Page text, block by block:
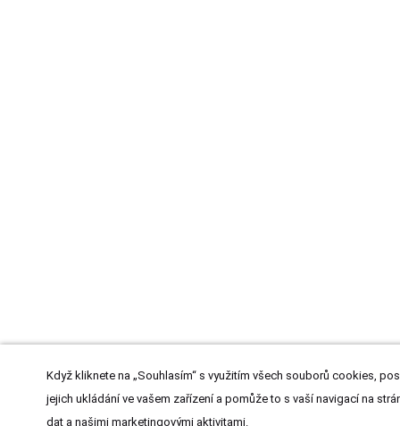
Když kliknete na „Souhlasím“ s využitím všech souborů cookies,
jejich ukládání ve vašem zařízení a pomůže to s vaší navigací na
dat a našimi marketingovými aktivitami.